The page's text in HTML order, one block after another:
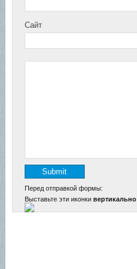
Сайт
Перед отправкой формы:
Выставьте эти иконки вертикально